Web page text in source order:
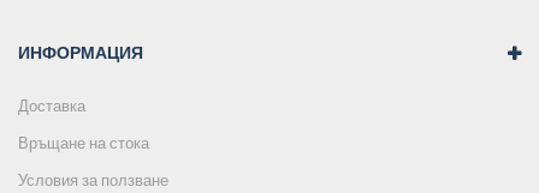
ИНФОРМАЦИЯ
Доставка
Връщане на стока
Условия за ползване